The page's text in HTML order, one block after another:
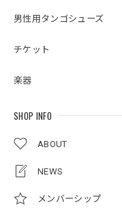
男性用タンゴシューズ
チケット
楽器
SHOP INFO
ABOUT
NEWS
メンバーシップ